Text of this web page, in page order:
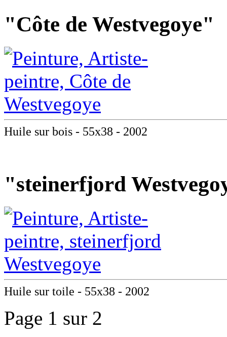
"Côte de Westvegoye"
Huile sur bois - 55x38 - 2002
"steinerfjord
Huile sur toile - 55x38 - 2002
Page 1 sur 2